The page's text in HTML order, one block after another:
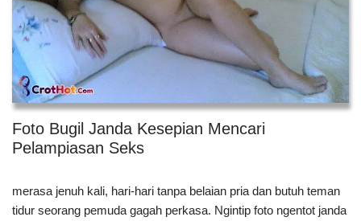
Foto Bugil Janda Kesepian Mencari
Pelampiasan Seks
merasa jenuh kali, hari-hari tanpa belaian pria dan butuh teman
tidur seorang pemuda gagah perkasa. Ngintip foto ngentot janda